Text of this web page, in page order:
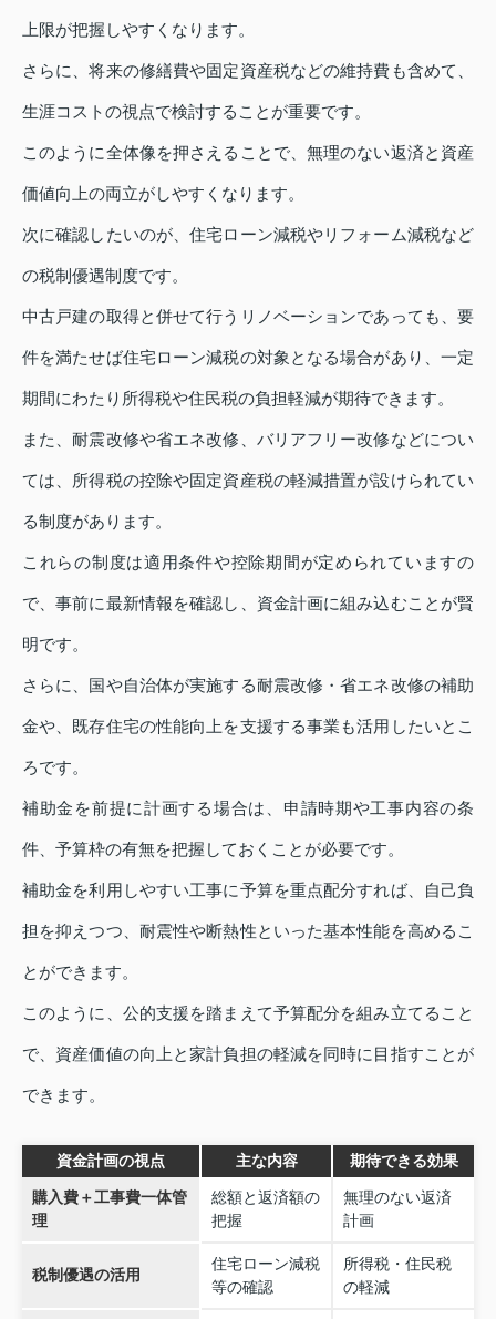
上限が把握しやすくなります。
さらに、将来の修繕費や固定資産税などの維持費も含めて、
生涯コストの視点で検討することが重要です。
このように全体像を押さえることで、無理のない返済と資産
価値向上の両立がしやすくなります。
次に確認したいのが、住宅ローン減税やリフォーム減税など
の税制優遇制度です。
中古戸建の取得と併せて行うリノベーションであっても、要
件を満たせば住宅ローン減税の対象となる場合があり、一定
期間にわたり所得税や住民税の負担軽減が期待できます。
また、耐震改修や省エネ改修、バリアフリー改修などについ
ては、所得税の控除や固定資産税の軽減措置が設けられてい
る制度があります。
これらの制度は適用条件や控除期間が定められていますの
で、事前に最新情報を確認し、資金計画に組み込むことが賢
明です。
さらに、国や自治体が実施する耐震改修・省エネ改修の補助
金や、既存住宅の性能向上を支援する事業も活用したいとこ
ろです。
補助金を前提に計画する場合は、申請時期や工事内容の条
件、予算枠の有無を把握しておくことが必要です。
補助金を利用しやすい工事に予算を重点配分すれば、自己負
担を抑えつつ、耐震性や断熱性といった基本性能を高めるこ
とができます。
このように、公的支援を踏まえて予算配分を組み立てること
で、資産価値の向上と家計負担の軽減を同時に目指すことが
できます。
資金計画の視点 主な内容 期待できる効果
購入費＋工事費一体管
理
総額と返済額の
把握
無理のない返済
計画
税制優遇の活用
住宅ローン減税
等の確認
所得税・住民税
の軽減